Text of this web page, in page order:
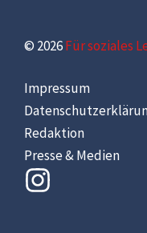
© 2026Für soziales
Impressum
Redaktion
Presse & Medien